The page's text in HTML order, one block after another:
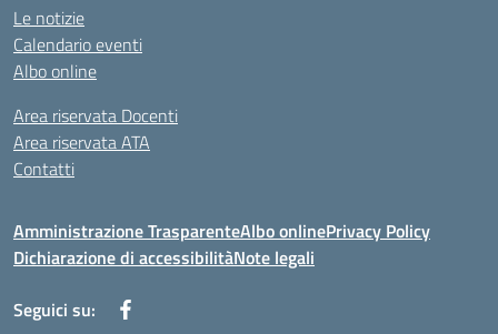
Le notizie
Calendario eventi
Albo online
Area riservata Docenti
Area riservata ATA
Contatti
Amministrazione TrasparenteAlbo onlinePrivacy Policy
Dichiarazione di accessibilitàNote legali
Seguici su: